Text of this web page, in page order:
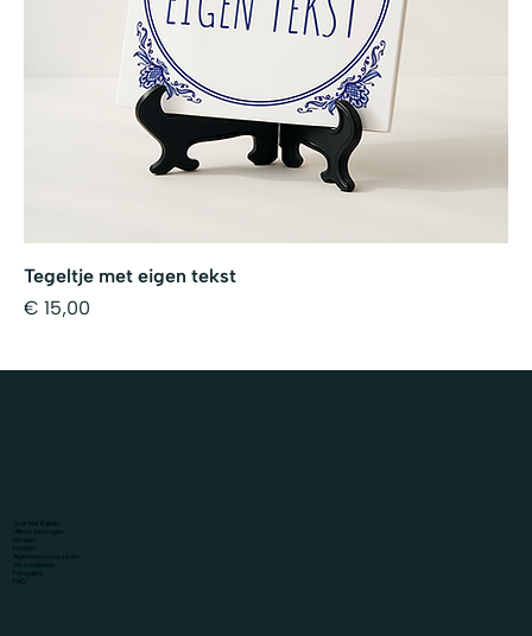
Tegeltje met eigen tekst
Prijs
€ 15,00
Over Met Babett
Verzendbeleid